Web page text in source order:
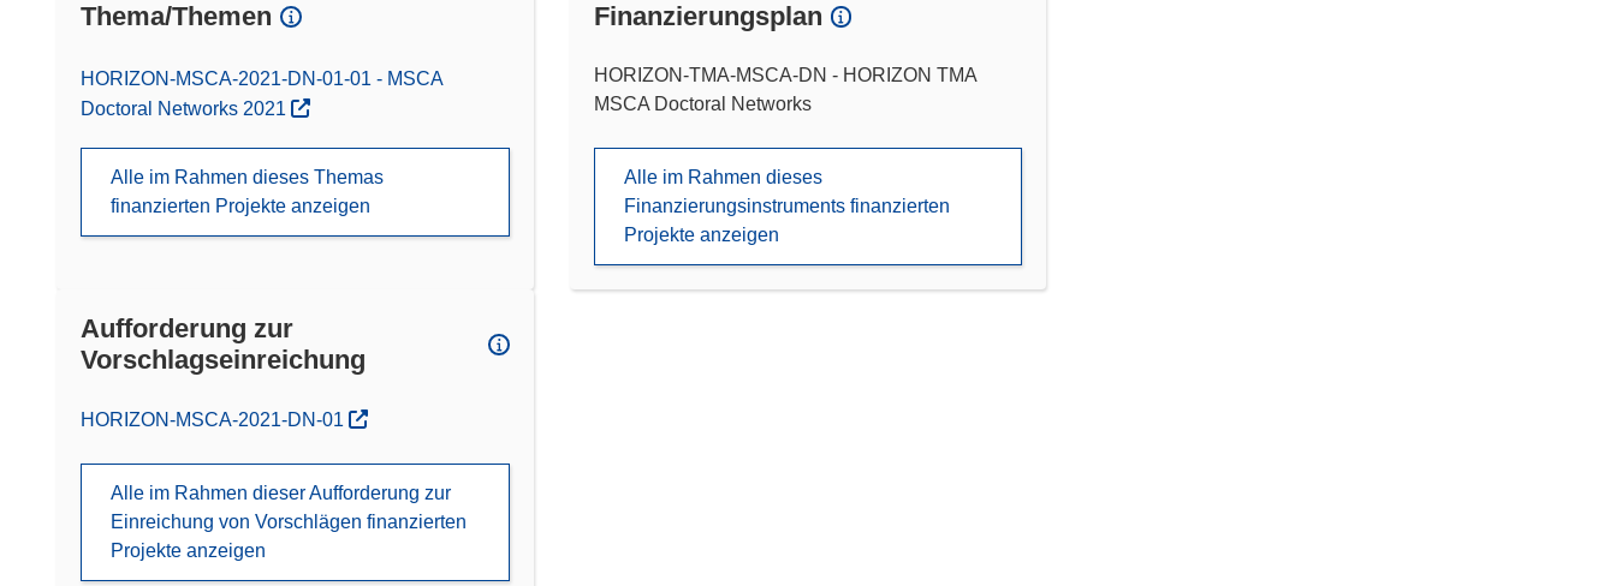
Thema/Themen
HORIZON-MSCA-2021-DN-01-01 - MSCA
Doctoral Networks 2021
Alle im Rahmen dieses Themas
finanzierten Projekte anzeigen
Finanzierungsplan
HORIZON-TMA-MSCA-DN - HORIZON TMA
MSCA Doctoral Networks
Alle im Rahmen dieses
Finanzierungsinstruments finanzierten
Projekte anzeigen
Aufforderung zur
Vorschlagseinreichung
(öffnet in neuem Fenster)
HORIZON-MSCA-2021-DN-01
Alle im Rahmen dieser Aufforderung zur
Einreichung von Vorschlägen finanzierten
Projekte anzeigen